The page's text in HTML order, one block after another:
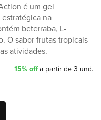
é um gel
na
beterraba, L-
O sabor frutas tropicais
atividades.
15% offa partir de 3 und.